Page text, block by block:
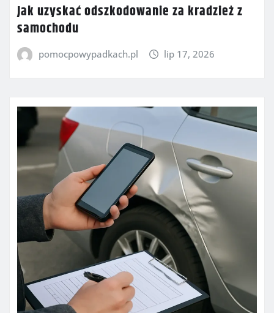
Jak uzyskać odszkodowanie za kradzież z
samochodu
pomocpowypadkach.pl lip 17, 2026